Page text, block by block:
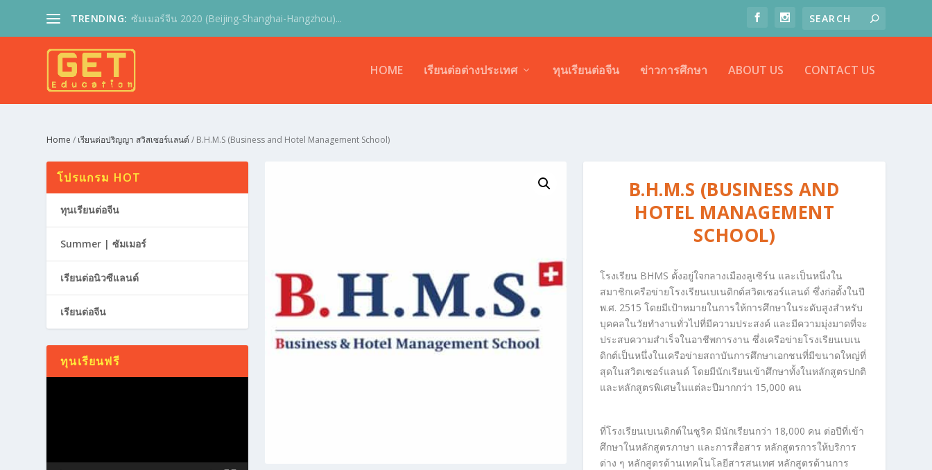
TRENDING: ซัมเมอร์จีน 2020 (Beijing-Shanghai-Hangzhou)...
HOME เรียนต่อต่างประเทศ ทุนเรียนต่อจีน ข่าวการศึกษา ABOUT US CONTACT US
Home / เรียนต่อปริญญา สวิสเซอร์แลนด์/ B.H.M.S (Business and Hotel Management School)
B.H.M.S (BUSINESS AND
HOTEL MANAGEMENT
SCHOOL)
โรงเรียน BHMS ตั้งอยู่ใจกลางเมืองลูเซิร์น และเป็นหนึ่งใน
สมาชิกเครือข่ายโรงเรียนเบเนดิกต์สวิตเซอร์แลนด์ ซึ่งก่อตั้งในปี
พ.ศ. 2515โดยมีเป้าหมายในการให้การศึกษาในระดับสูงสำหรับ
บุคคลในวัยทำงานทั่วไปที่มีความประสงค์ และมีความมุ่งมาดที่จะ
ประสบความสำเร็จในอาชีพการงาน ซึ่งเครือข่ายโรงเรียนเบเน
ดิกต์เป็นหนึ่งในเครือข่ายสถาบันการศึกษาเอกชนที่มีขนาดใหญ่ที่
สุดในสวิตเซอร์แลนด์ โดยมีนักเรียนเข้าศึกษาทั้งในหลักสูตรปกติ
และหลักสูตรพิเศษในแต่ละปีมากกว่า 15,000 คน
ที่โรงเรียนเบเนดิกต์ในซูริค มีนักเรียนกว่า 1 8,000 คน ต่อปีที่เข้า
ศึกษาในหลักสูตรภาษา และการสื่อสาร หลักสูตรการให้บริการ
ต่าง ๆ หลักสูตรด้านเทคโนโลยีสารสนเทศ หลักสูตรด้านการ
โปรแกรม HOT
ทุนเรียนต่อจีน
Summer | ซัมเมอร์
เรียนต่อนิวซีแลนด์
เรียนต่อจีน
ทุนเรียนฟรี